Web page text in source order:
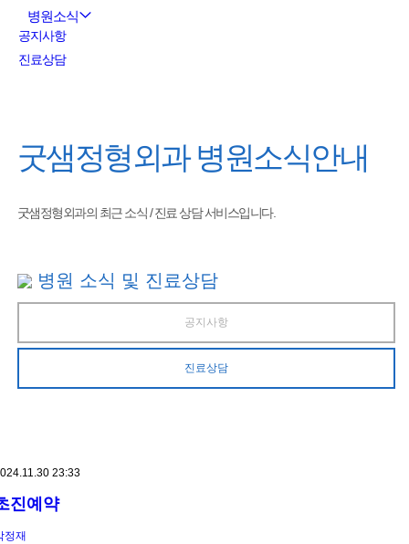
병원소식
공지사항
진료상담
굿샘정형외과병원소식안내
굿샘정형외과의 최근 소식 / 진료 상담 서비스입니다.
병원 소식 및 진료상담
공지사항
진료상담
23:33
진예약
정재